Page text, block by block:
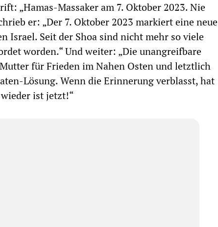
„Hamas-Massaker am 7. Oktober 2023. Nie
er: „Der 7. Oktober 2023 markiert eine neue
Israel. Seit der Shoa sind nicht mehr so viele
worden.“ Und weiter: „Die unangreifbare
für Frieden im Nahen Osten und letztlich
Lösung. Wenn die Erinnerung verblasst, hat
ist jetzt!“